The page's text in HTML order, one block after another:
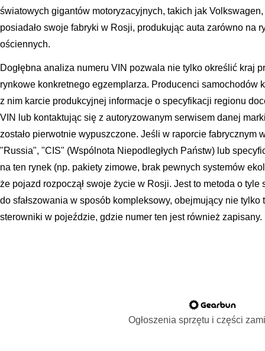
światowych gigantów motoryzacyjnych, takich jak
posiadało swoje fabryki w Rosji, produkując auta zarówno na
ościennych.
Dogłębna analiza numeru VIN pozwala nie tylko określić kraj
rynkowe konkretnego egzemplarza. Producenci samochodów
z nim karcie produkcyjnej informacje o specyfikacji regionu
VIN lub kontaktując się z autoryzowanym serwisem danej
zostało pierwotnie wypuszczone. Jeśli w raporcie fabrycznym
"Russia", "CIS" (Wspólnota Niepodległych Państw) lub
na ten rynek (np. pakiety zimowe, brak pewnych systemów
że pojazd rozpoczął swoje życie w Rosji. Jest to metoda o
do sfałszowania w sposób kompleksowy, obejmujący nie
sterowniki w pojeździe, gdzie numer ten jest również zapisany.
Ogłoszenia sprzętu i części